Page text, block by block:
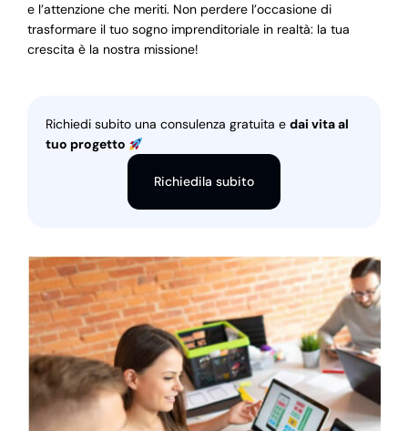
e l’attenzione che meriti. Non perdere l’occasione di
trasformare il tuo sogno imprenditoriale in realtà: la tua
crescita è la nostra missione!
Richiedi subito una consulenza gratuita e dai vita al
tuo progetto
Richiedila subito